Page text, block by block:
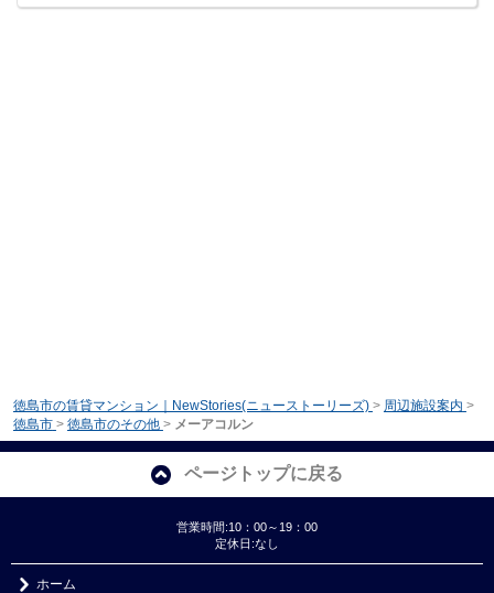
徳島市の賃貸マンション｜NewStories(ニューストーリーズ) > 周辺施設案内 >
徳島市 > 徳島市のその他 > メーアコルン
ページトップに戻る
営業時間:10：00～19：00
定休日:なし
ホーム